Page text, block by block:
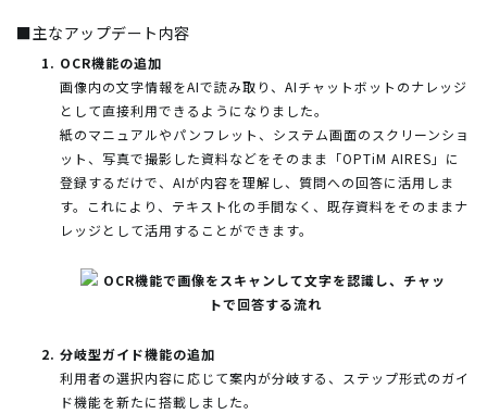
■主なアップデート内容
OCR機能の追加
画像内の文字情報をAIで読み取り、AIチャットボットのナレッジ
として直接利用できるようになりました。
紙のマニュアルやパンフレット、システム画面のスクリーンショ
ット、写真で撮影した資料などをそのまま「OPTiM AIRES」に
登録するだけで、AIが内容を理解し、質問への回答に活用しま
す。これにより、テキスト化の手間なく、既存資料をそのままナ
レッジとして活用することができます。
分岐型ガイド機能の追加
利用者の選択内容に応じて案内が分岐する、ステップ形式のガイ
ド機能を新たに搭載しました。